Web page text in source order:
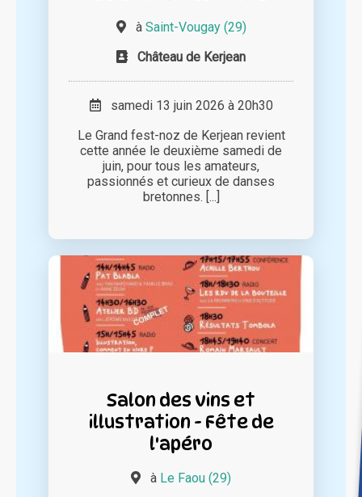
à Saint-Vougay (29)
Château de Kerjean
samedi 13 juin 2026 à 20h30
Le Grand fest-noz de Kerjean revient
cette année le deuxième samedi de
juin, pour tous les amateurs,
passionnés et curieux de danses
bretonnes. [...]
Salon des vins et
illustration - Fête de
l'apéro
à Le Faou (29)